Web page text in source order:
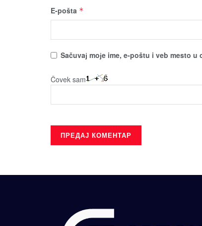
E-pošta *
Sačuvaј moјe ime, e-poštu i veb mesto
Čovek sam